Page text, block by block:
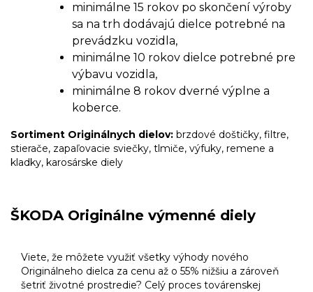
minimálne 15 rokov po skončení výroby
sa na trh dodávajú dielce potrebné na
prevádzku vozidla,
minimálne 10 rokov dielce potrebné pre
výbavu vozidla,
minimálne 8 rokov dverné výplne a
koberce.
Sortiment Originálnych dielov: brzdové doštičky, filtre,
stierače, zapaľovacie sviečky, tlmiče, výfuky, remene a
kladky, karosárske diely
ŠKODA Originálne výmenné diely
Viete, že môžete využiť všetky výhody nového
Originálneho dielca za cenu až o 55% nižšiu a zároveň
šetriť životné prostredie? Celý proces továrenskej